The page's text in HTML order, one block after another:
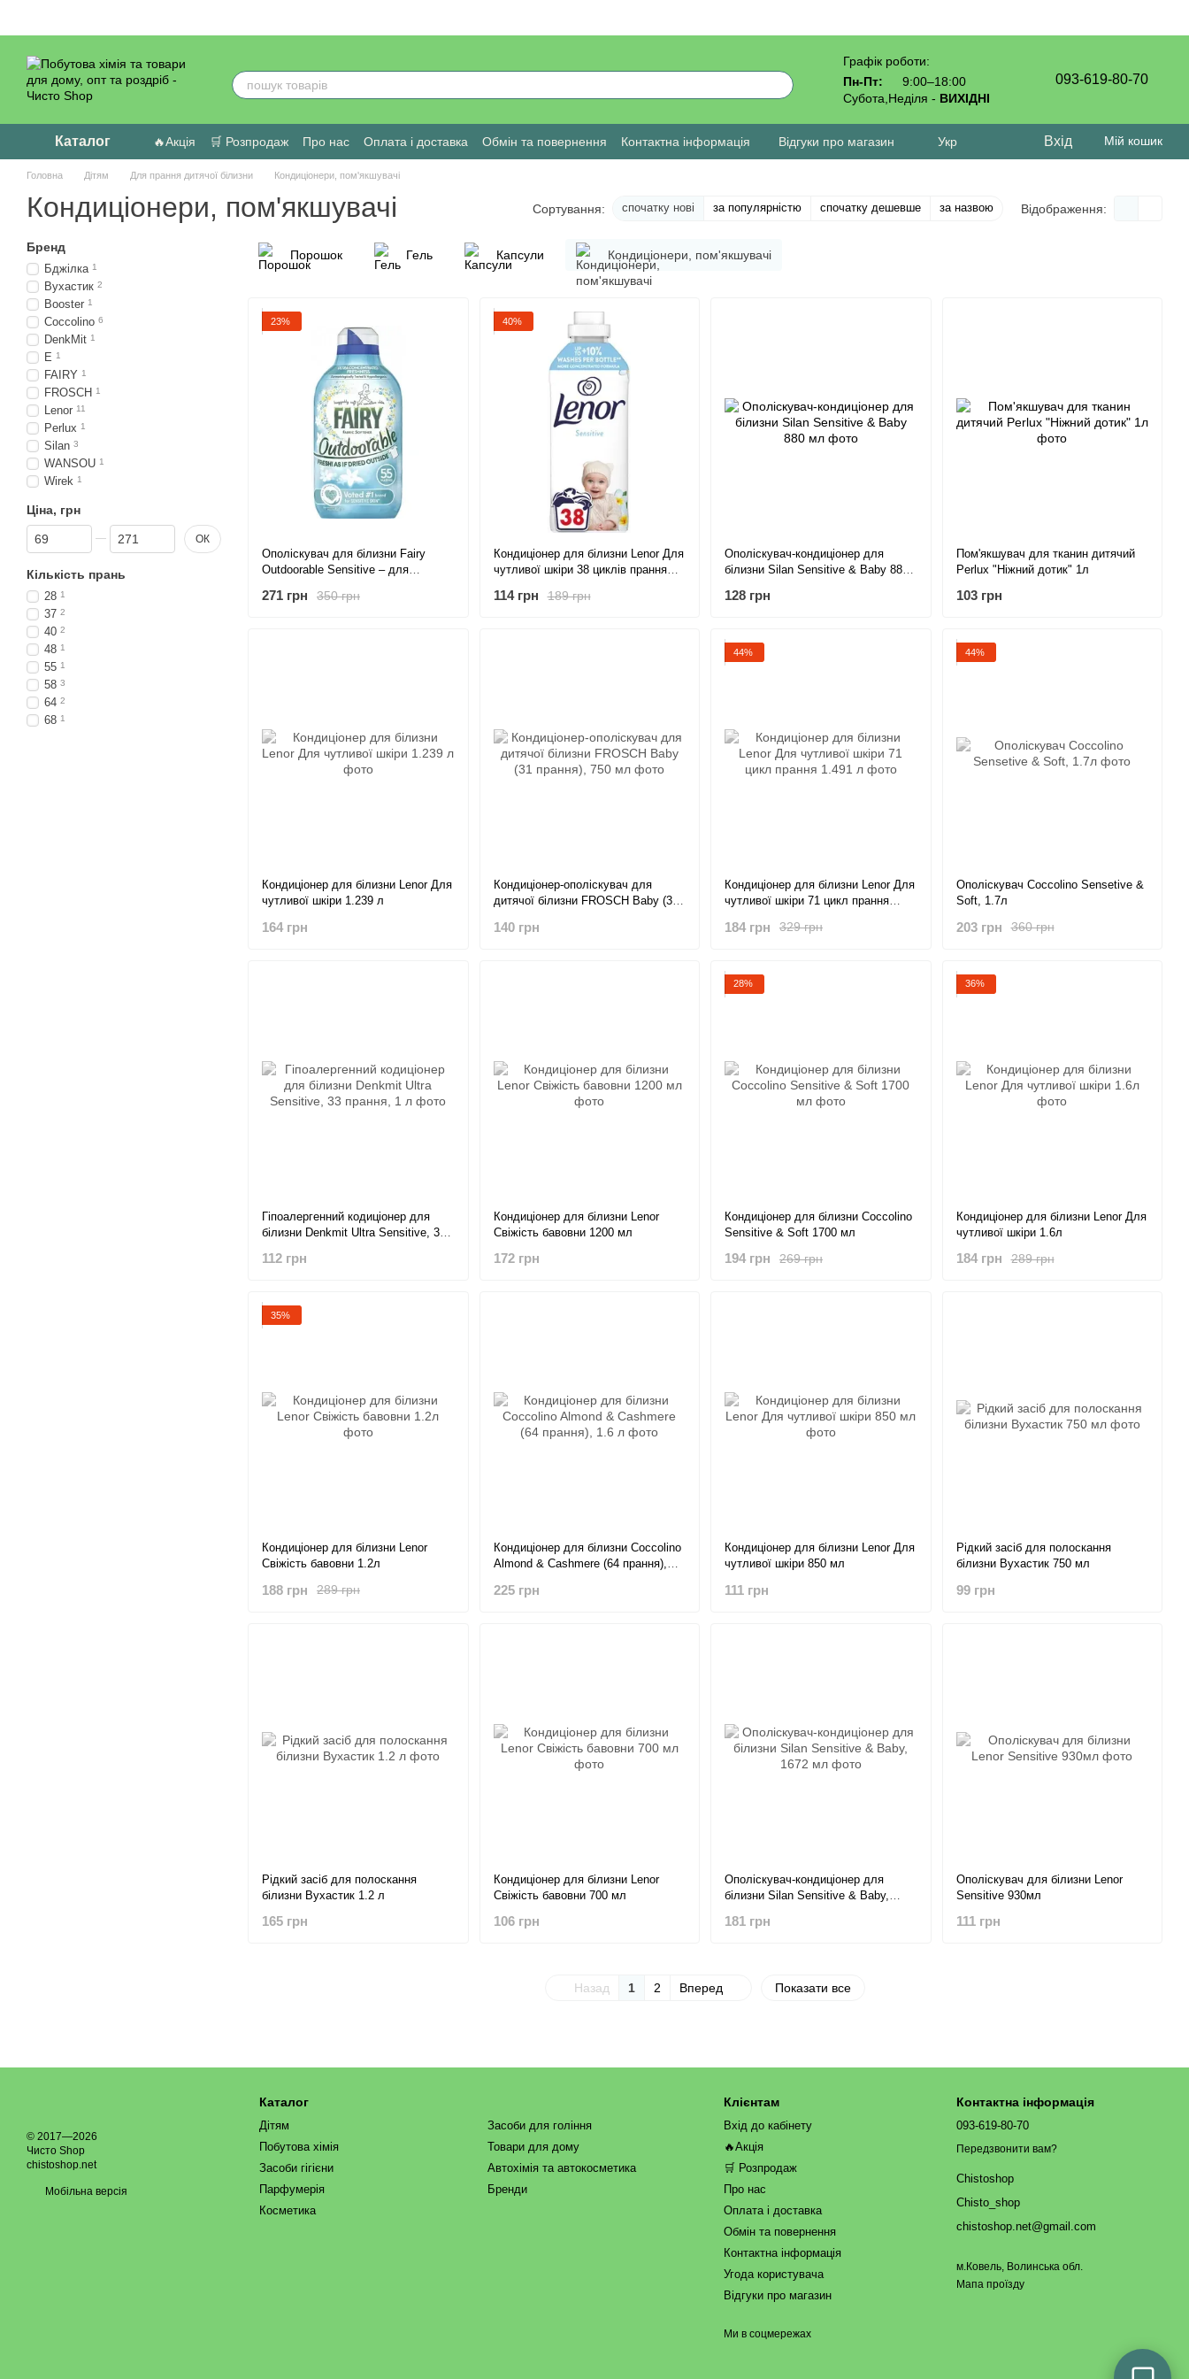
Графік роботи:
Пн-Пт:
9:00–18:00
Субота,Неділя - ВИХІДНІ
093-619-80-70
Каталог 🔥Акція 🛒 Розпродаж Про нас Оплата і доставка Обмін та повернення Контактна інформація Відгуки про магазин Укр Вхід Мій кошик
Головна Дітям Для прання дитячої білизни Кондиціонери, пом'якшувачі
Кондиціонери, пом'якшувачі Сортування: спочатку нові за популярністю спочатку дешевше за назвою Відображення:
Порошок Гель Капсули Кондиціонери, пом'якшувачі
23%
Ополіскувач для білизни Fairy
Outdoorable Sensitive – для
концентрат з ароматом свіжості
350 грн
271 грн
40%
Кондиціонер для білизни Lenor Для
чутливої шкіри 38 циклів прання
189 грн
114 грн
Ополіскувач-кондиціонер для
білизни Silan Sensitive & Baby 880
128 грн
Пом'якшувач для тканин дитячий
Perlux "Ніжний дотик" 1л
103 грн
Кондиціонер для білизни Lenor Для
чутливої шкіри 1.239 л
164 грн
Кондиціонер-ополіскувач для
дитячої білизни FROSCH Baby (31
140 грн
44%
Кондиціонер для білизни Lenor Для
чутливої шкіри 71 цикл прання
329 грн
184 грн
44%
Ополіскувач Coccolino Sensetive &
Soft, 1.7л
360 грн
203 грн
Гіпоалергенний кодиціонер для
білизни Denkmit Ultra Sensitive, 33
112 грн
Кондиціонер для білизни Lenor
Свіжість бавовни 1200 мл
172 грн
28%
Кондиціонер для білизни Coccolino
Sensitive & Soft 1700 мл
269 грн
194 грн
36%
Кондиціонер для білизни Lenor Для
чутливої ​​шкіри 1.6л
289 грн
184 грн
35%
Кондиціонер для білизни Lenor
Свіжість бавовни 1.2л
289 грн
188 грн
Кондиціонер для білизни Coccolino
Almond & Cashmere (64 прання),
225 грн
Кондиціонер для білизни Lenor Для
чутливої шкіри 850 мл
111 грн
Рідкий засіб для полоскання
білизни Вухастик 750 мл
99 грн
Рідкий засіб для полоскання
білизни Вухастик 1.2 л
165 грн
Кондиціонер для білизни Lenor
Свіжість бавовни 700 мл
106 грн
Ополіскувач-кондиціонер для
білизни Silan Sensitive & Baby,
181 грн
Ополіскувач для білизни Lenor
Sensitive 930мл
111 грн
Назад 1 2 Вперед Показати все
Бренд
Бджілка 1
Вухастик 2
Booster 1
Coccolino 6
DenkMit 1
E 1
FAIRY 1
FROSCH 1
Lenor 11
Perlux 1
Silan 3
WANSOU 1
Wirek 1
Ціна, грн
Від Ціна, грн
До Ціна, грн ОК
Кількість прань
28 1
37 2
40 2
48 1
55 1
58 3
64 2
68 1
© 2017—2026
Чисто Shop
chistoshop.net
Мобільна версія
Каталог
Дітям
Побутова хімія
Засоби гігієни
Парфумерія
Косметика
Засоби для гоління
Товари для дому
Автохімія та автокосметика
Бренди
Клієнтам
Вхід до кабінету
🔥Акція
🛒 Розпродаж
Про нас
Оплата і доставка
Обмін та повернення
Контактна інформація
Угода користувача
Відгуки про магазин
Ми в соцмережах
Контактна інформація
093-619-80-70
Передзвонити вам?
Chistoshop
Chisto_shop
chistoshop.net@gmail.com
м.Ковель, Волинська обл.
Мапа проїзду